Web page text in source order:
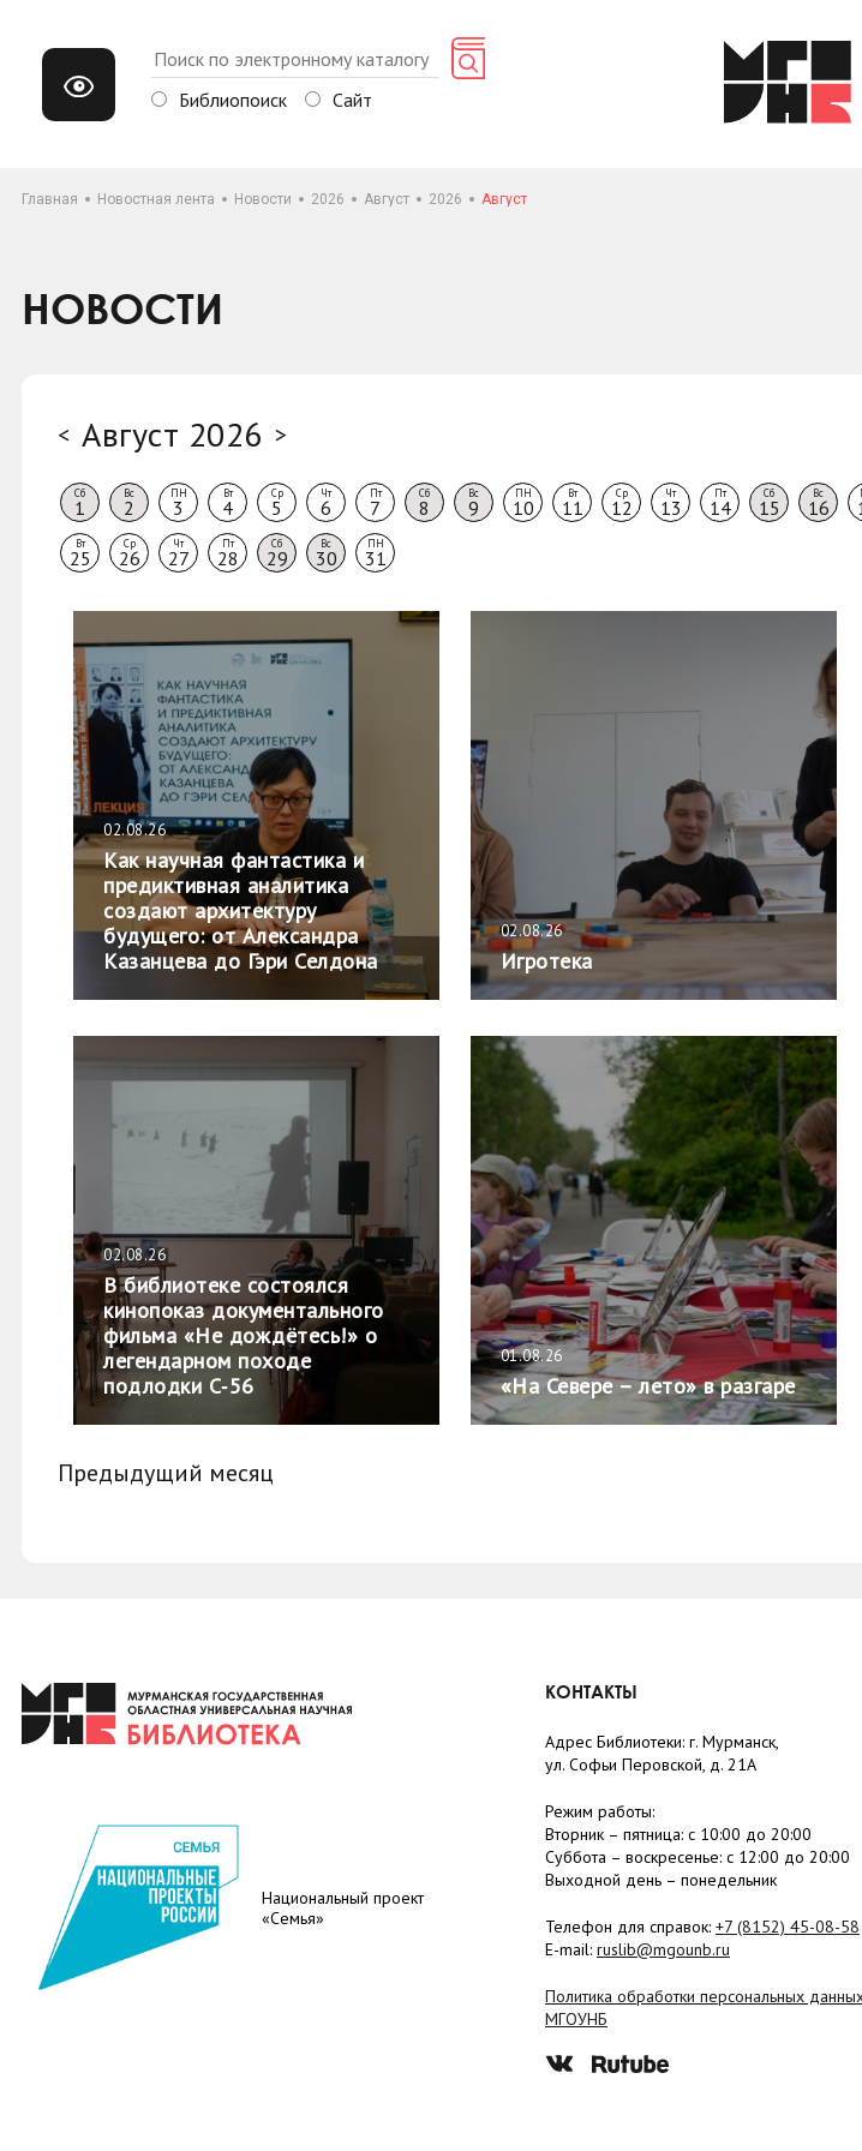
Библиопоиск Сайт
Главная Новостная лента Новости 2026 Август 2026 Август
НОВОСТИ
< Август 2026 >
Сб
1
Вс
2
ПН
3
Вт
4
Ср
5
Чт
6
Пт
7
Сб
8
Вс
9
ПН
10
Вт
11
Ср
12
Чт
13
Пт
14
Сб
15
Вс
16
Вт
25
Ср
26
Чт
27
Пт
28
Сб
29
Вс
30
ПН
31
02.08.26
Как научная фантастика и
предиктивная аналитика
создают архитектуру
будущего: от Александра
Казанцева до Гэри Селдона
02.08.26
Игротека
02.08.26
В библиотеке состоялся
кинопоказ документального
фильма «Не дождётесь!» о
легендарном походе
подлодки С‑56
01.08.26
«На Севере – лето» в разгаре
Предыдущий месяц
Национальный проект
«Семья»
КОНТАКТЫ
Адрес Библиотеки: г. Мурманск,
ул. Софьи Перовской, д. 21А
Режим работы:
Вторник – пятница: с 10:00 до 20:00
Суббота – воскресенье: c 12:00 до 20:00
Выходной день – понедельник
Телефон для справок: +7 (8152) 45-08-58
E-mail: ruslib@mgounb.ru
Политика обработки персональных
МГОУНБ